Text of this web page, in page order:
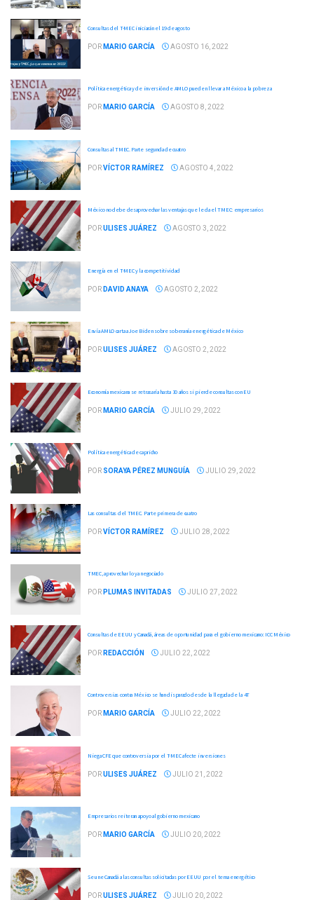
Consultas del T-MEC iniciarán el 19 de agosto
POR MARIO GARCÍA AGOSTO 16, 2022
Política energética y de inversión de AMLO pueden llevar a México a la pobreza
POR MARIO GARCÍA AGOSTO 8, 2022
Consultas al TMEC. Parte segunda de cuatro
PORVÍCTOR RAMÍREZ AGOSTO 4, 2022
México no debe desaprovechar las ventajas que le da el TMEC: empresarios
PORULISES JUÁREZ AGOSTO 3, 2022
Energía en el T-MEC y la competitividad
POR DAVID ANAYA AGOSTO 2, 2022
Envía AMLO carta a Joe Biden sobre soberanía energética de México
PORULISES JUÁREZ AGOSTO 2, 2022
Economía mexicana se retrasaría hasta 30 años si pierde consultas con EU
POR MARIO GARCÍA JULIO 29, 2022
Política energética de capricho
POR SORAYA PÉREZ MUNGUÍA JULIO 29, 2022
Las consultas del TMEC. Parte primera de cuatro
PORVÍCTOR RAMÍREZ JULIO 28, 2022
TMEC, aprovechar lo ya negociado
POR PLUMAS INVITADAS JULIO 27, 2022
Consultas de EEUU y Canadá, áreas de oportunidad para el gobierno mexicano: ICC México
POR REDACCIÓN JULIO 22, 2022
Controversias contra México se han disparado desde la llegada de la 4T
POR MARIO GARCÍA JULIO 22, 2022
Niega CFE que controversia por el T-MEC afecte inversiones
PORULISES JUÁREZ JULIO 21, 2022
Empresarios reiteran apoyo al gobierno mexicano
POR MARIO GARCÍA JULIO 20, 2022
Se une Canadá a las consultas solicitadas por EEUU por el tema energético
PORULISES JUÁREZ JULIO 20, 2022